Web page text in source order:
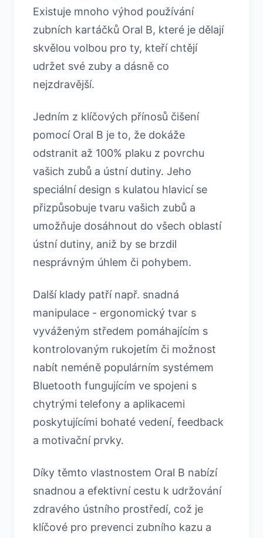
Existuje mnoho výhod používání
zubních kartáčků Oral B, které je dělají
skvělou volbou pro ty, kteří chtějí
udržet své zuby a dásně co
nejzdravější.
Jedním z klíčových přínosů čišení
pomocí Oral B je to, že dokáže
odstranit až 100% plaku z povrchu
vašich zubů a ústní dutiny. Jeho
speciální design s kulatou hlavicí se
přizpůsobuje tvaru vašich zubů a
umožňuje dosáhnout do všech oblastí
ústní dutiny, aniž by se brzdil
nesprávným úhlem či pohybem.
Další klady patří např. snadná
manipulace - ergonomický tvar s
vyváženým středem pomáhajícím s
kontrolovaným rukojetím či možnost
nabít neméně populárním systémem
Bluetooth fungujícím ve spojeni s
chytrými telefony a aplikacemi
poskytujícími bohaté vedení, feedback
a motivační prvky.
Díky těmto vlastnostem Oral B nabízí
snadnou a efektivní cestu k udržování
zdravého ústního prostředí, což je
klíčové pro prevenci zubního kazu a